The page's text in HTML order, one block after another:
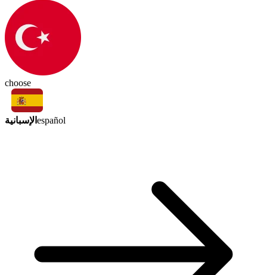
choose
الإسبانية español